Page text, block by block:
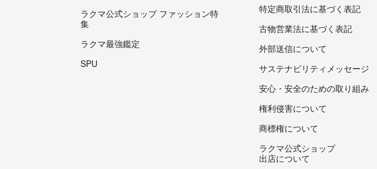
ラクマ公式ショップ ファッション特
集
ラクマ最強鑑定
SPU
特定商取引法に基づく表記
古物営業法に基づく表記
外部送信について
サステナビリティメッセージ
安心・安全のための取り組み
権利侵害について
商標権について
ラクマ公式ショップ
出店について